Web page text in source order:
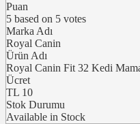
Puan
5 based on 5 votes
Marka Adı
Royal Canin
Ürün Adı
Royal Canin Fit 32 Kedi
Ücret
TL 10
Stok Durumu
Available in Stock